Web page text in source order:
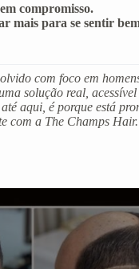
compromisso.
mais para se sentir
com foco em
solução real,
aqui, é porque está
com a The Champs Hair.